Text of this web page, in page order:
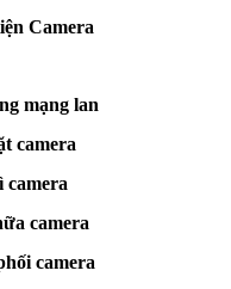
Camera
mạng lan
camera
camera
camera
camera